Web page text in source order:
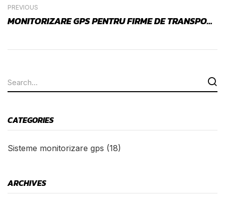
CATEGORIES
Sisteme monitorizare gps (18)
ARCHIVES
PREVIOUS
MONITORIZARE GPS PENTRU FIRME DE TRANSPORT INTERNAȚIONAL – SOLUȚIA INTELIGENTĂ PENTRU GESTIONAREA FLOTEI